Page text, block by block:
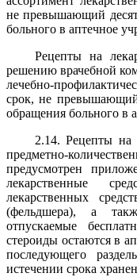
не превышающий
больного в аптечное
Рецепты на
решению врачебной
лечебно-
срок, не
обращения больного в
2.14. Рецепты на
предметно-
предусмотрен
лекарственные
лекарственных
(фельдшера), а
отпускаемые
стероиды остаются в
последующего
истечении срока